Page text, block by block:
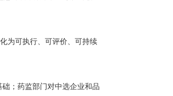
为可执行、可评价、可持续
；药监部门对中选企业和品